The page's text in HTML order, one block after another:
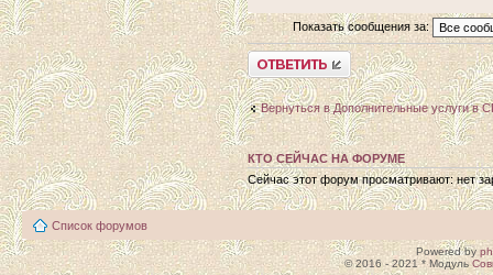
Показать сообщения за:
Ответить
Вернуться в Дополнительные услуги в
КТО СЕЙЧАС НА ФОРУМЕ
Сейчас этот форум просматривают: нет
Список форумов
Powered by
© 2016 - 2021 * Модуль